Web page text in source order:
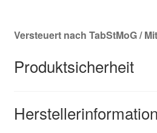
Versteuert nach TabStMoG /
Produktsicherheit